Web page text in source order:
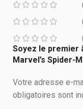
Soyez le premier
Marvel’s Spider-
Votre adresse e-
obligatoires sont